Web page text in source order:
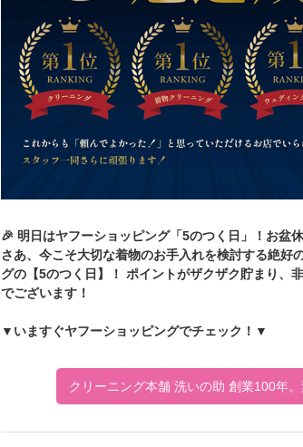
🎉 明日はヤフーショッピング「5のつく日」！お盆
さあ、今こそ大切な着物のお手入れを検討する絶
グの【5のつく日】！ ポイントがザクザク貯まり、
でございます！
▼いますぐヤフーショッピングでチェック！▼
クリーニング本舗 洗いの助 創業100年